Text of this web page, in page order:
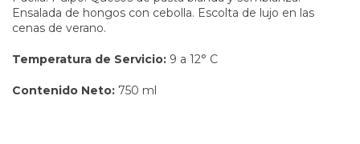
Ensalada de hongos con cebolla. Escolta de lujo en las
cenas de verano.
Temperatura de Servicio: 9 a 12° C
Contenido Neto: 750 ml